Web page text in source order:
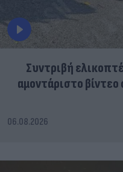
Συντριβή
αμοντάριστο
06.08.2026